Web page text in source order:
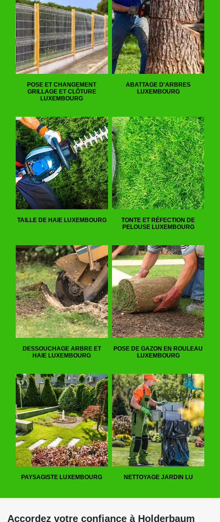
POSE ET CHANGEMENT
GRILLAGE ET CLÔTURE
LUXEMBOURG
ABATTAGE D'ARBRES
LUXEMBOURG
TAILLE DE HAIE LUXEMBOURG
TONTE ET RÉFECTION DE
PELOUSE LUXEMBOURG
DESSOUCHAGE ARBRE ET
HAIE LUXEMBOURG
POSE DE GAZON EN ROULEAU
LUXEMBOURG
PAYSAGISTE LUXEMBOURG NETTOYAGE JARDIN LU
Accordez votre confiance à Holderbaum